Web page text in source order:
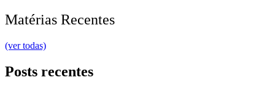
Matérias Recentes
(ver todas)
Posts recentes